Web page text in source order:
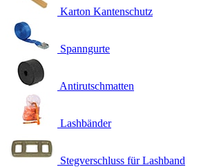
Karton Kantenschutz
Spanngurte
Antirutschmatten
Lashbänder
Stegverschluss für Lashband